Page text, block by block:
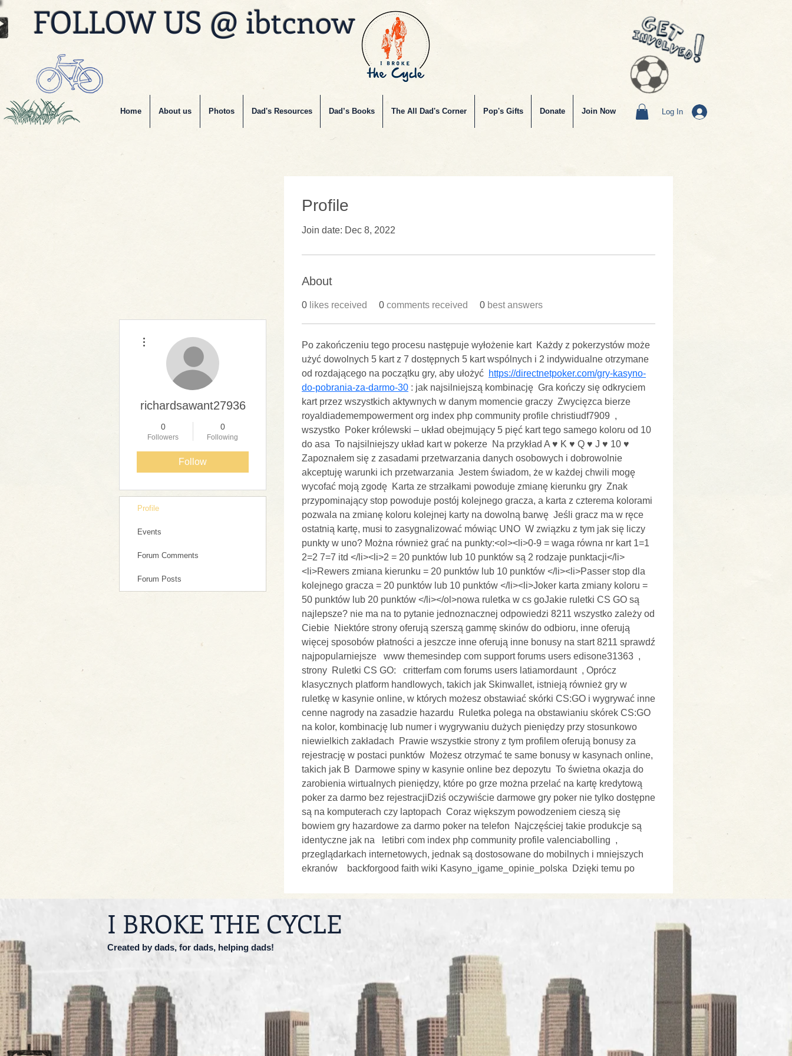
Home About us Photos Dad's Resources Dad’s Books The All Dad's Corner Pop's Gifts Donate Join Now
FOLLOW US @ ibtcnow
Log In
Profile
Join date: Dec 8, 2022
About
0 likes received 0 comments received 0 best answers
Po zakończeniu tego procesu następuje wyłożenie kart  Każdy z pokerzystów może
użyć dowolnych 5 kart z 7 dostępnych 5 kart wspólnych i 2 indywidualne otrzymane
od rozdającego na początku gry, aby ułożyć https://directnetpoker.com/gry-kasyno-
do-pobrania-za-darmo-30 : jak najsilniejszą kombinację  Gra kończy się odkryciem
kart przez wszystkich aktywnych w danym momencie graczy  Zwycięzca bierze
royaldiademempowerment org index php community profile christiudf7909  ,
wszystko  Poker królewski – układ obejmujący 5 pięć kart tego samego koloru od 10
do asa  To najsilniejszy układ kart w pokerze  Na przykład A ♥ K ♥ Q ♥ J ♥ 10 ♥
Zapoznałem się z zasadami przetwarzania danych osobowych i dobrowolnie
akceptuję warunki ich przetwarzania  Jestem świadom, że w każdej chwili mogę
wycofać moją zgodę  Karta ze strzałkami powoduje zmianę kierunku gry  Znak
przypominający stop powoduje postój kolejnego gracza, a karta z czterema kolorami
pozwala na zmianę koloru kolejnej karty na dowolną barwę  Jeśli gracz ma w ręce
ostatnią kartę, musi to zasygnalizować mówiąc UNO  W związku z tym jak się liczy
punkty w uno? Można również grać na punkty:<ol><li>0-9 = waga równa nr kart 1=1
2=2 7=7 itd </li><li>2 = 20 punktów lub 10 punktów są 2 rodzaje punktacji</li>
<li>Rewers zmiana kierunku = 20 punktów lub 10 punktów </li><li>Passer stop dla
kolejnego gracza = 20 punktów lub 10 punktów </li><li>Joker karta zmiany koloru =
50 punktów lub 20 punktów </li></ol>nowa ruletka w cs goJakie ruletki CS GO są
najlepsze? nie ma na to pytanie jednoznacznej odpowiedzi 8211 wszystko zależy od
Ciebie  Niektóre strony oferują szerszą gammę skinów do odbioru, inne oferują
więcej sposobów płatności a jeszcze inne oferują inne bonusy na start 8211 sprawdź
najpopularniejsze   www themesindep com support forums users edisone31363  ,
strony  Ruletki CS GO:   critterfam com forums users latiamordaunt  , Oprócz
klasycznych platform handlowych, takich jak Skinwallet, istnieją również gry w
ruletkę w kasynie online, w których możesz obstawiać skórki CS:GO i wygrywać inne
cenne nagrody na zasadzie hazardu  Ruletka polega na obstawianiu skórek CS:GO
na kolor, kombinację lub numer i wygrywaniu dużych pieniędzy przy stosunkowo
niewielkich zakładach  Prawie wszystkie strony z tym profilem oferują bonusy za
rejestrację w postaci punktów  Możesz otrzymać te same bonusy w kasynach online,
takich jak B  Darmowe spiny w kasynie online bez depozytu  To świetna okazja do
zarobienia wirtualnych pieniędzy, które po grze można przelać na kartę kredytową
poker za darmo bez rejestracjiDziś oczywiście darmowe gry poker nie tylko dostępne
są na komputerach czy laptopach  Coraz większym powodzeniem cieszą się
bowiem gry hazardowe za darmo poker na telefon  Najczęściej takie produkcje są
identyczne jak na   letibri com index php community profile valenciabolling  ,
przeglądarkach internetowych, jednak są dostosowane do mobilnych i mniejszych
ekranów    backforgood faith wiki Kasyno_igame_opinie_polska  Dzięki temu po
richardsawant27936
0
Followers
0
Following
Follow
Profile
Events
Forum Comments
Forum Posts
I BROKE THE CYCLE
Created by dads, for dads, helping dads!